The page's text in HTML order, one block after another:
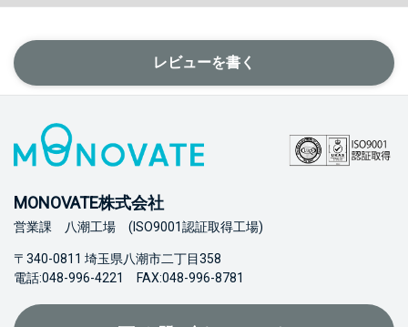
レビューを書く
MONOVATE株式会社
営業課 八潮工場 (ISO9001認証取得工場)
〒340-0811 埼玉県八潮市二丁目358
電話:048-996-4221 FAX:048-996-8781